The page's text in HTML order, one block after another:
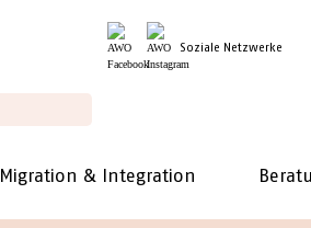
Soziale Netzwerke
Migration & Integration